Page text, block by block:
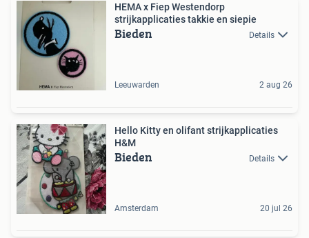
HEMA x Fiep Westendorp
strijkapplicaties takkie en siepie
Bieden Details
Leeuwarden 2 aug 26
Hello Kitty en olifant strijkapplicaties
H&M
Bieden Details
Amsterdam 20 jul 26